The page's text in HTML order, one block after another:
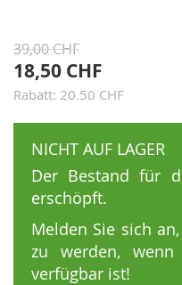
springen
39,00 CHF
18,50 CHF
Rabatt: 20.50 CHF
NICHT AUF LAGER
Der Bestand für
erschöpft.
Melden Sie sich
zu werden,
verfügbar ist!